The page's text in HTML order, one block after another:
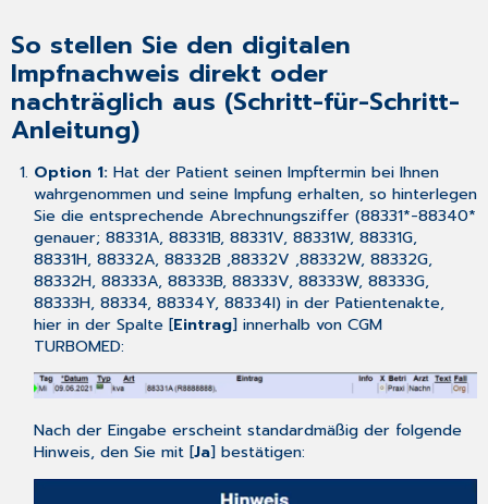
So stellen Sie den digitalen
Impfnachweis direkt oder
nachträglich aus (Schritt-für-Schritt-
Anleitung)
Option 1:Hat der Patient seinen Impftermin bei Ihnen
wahrgenommen und seine Impfung erhalten, so hinterlegen
Sie die entsprechende Abrechnungsziffer (88331*-88340*
genauer; 88331A, 88331B, 88331V, 88331W, 88331G,
88331H, 88332A, 88332B ,88332V ,88332W, 88332G,
88332H, 88333A, 88333B, 88333V, 88333W, 88333G,
88333H, 88334, 88334Y, 88334I) in der Patientenakte,
hier in der Spalte [Eintrag] innerhalb von CGM
TURBOMED:
Nach der Eingabe erscheint standardmäßig der folgende
Hinweis, den Sie mit [Ja] bestätigen: